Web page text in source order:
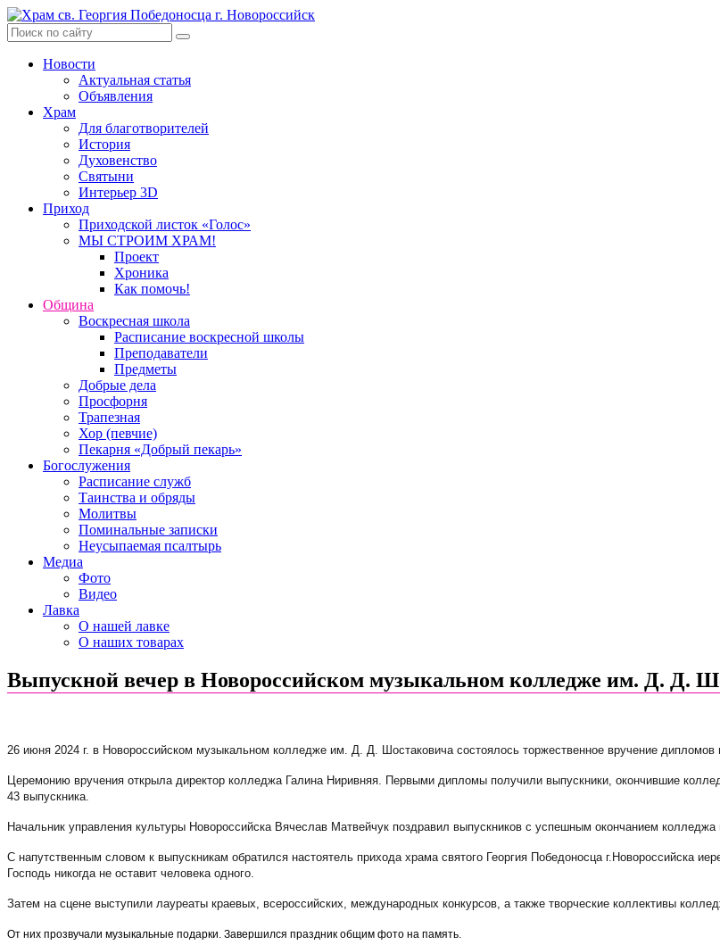
Skip
to
content
Новости
Актуальная статья
Объявления
Храм
Для благотворителей
История
Духовенство
Святыни
Интерьер 3D
Приход
Приходской листок «Голос»
МЫ СТРОИМ ХРАМ!
Проект
Хроника
Как помочь!
Община
Воскресная школа
Расписание воскресной школы
Преподаватели
Предметы
Добрые дела
Просфорня
Трапезная
Хор (певчие)
Пекарня «Добрый пекарь»
Богослужения
Расписание служб
Таинства и обряды
Молитвы
Поминальные записки
Неусыпаемая псалтырь
Медиа
Фото
Видео
Лавка
О нашей лавке
О наших товарах
Выпускной вечер в Новороссийском музыкальном колледже им. Д. Д.
26 июня 2024 г. в Новороссийском музыкальном колледже им. Д. Д. Шостаковича состоялось торжественное вручение дипломов
Церемонию вручения открыла директор колледжа Галина Ниривняя. Первыми дипломы получили выпускники, окончившие
43 выпускника.
Начальник управления культуры Новороссийска Вячеслав Матвейчук поздравил выпускников с успешным окончанием
С напутственным словом к выпускникам обратился настоятель прихода храма святого Георгия Победоносца г.Новороссийска
Господь никогда не оставит человека одного.
Затем на сцене выступили лауреаты краевых, всероссийских, международных конкурсов, а также творческие коллективы
От них прозвучали музыкальные подарки. Завершился праздник общим фото на память.